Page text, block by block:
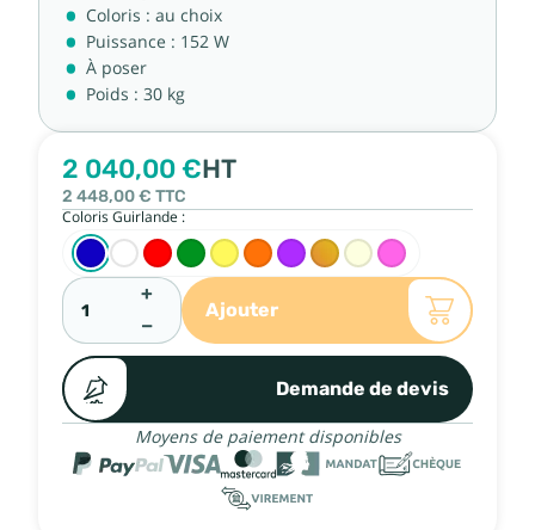
Coloris : au choix
Puissance : 152 W
À poser
Poids : 30 kg
2 040,00 €HT
2 448,00 € TTC
Coloris Guirlande :
+
−
Ajouter
Demande de devis
Moyens de paiement disponibles